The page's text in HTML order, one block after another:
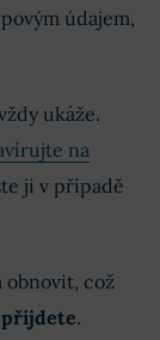
údajem,
ukáže.
na
ji v případě
obnovit, což
.